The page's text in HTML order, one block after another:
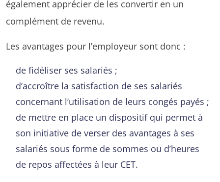
également apprécier de les convertir en un
complément de revenu.
Les avantages pour l’employeur sont donc :
de fidéliser ses salariés ;
d’accroître la satisfaction de ses salariés
concernant l’utilisation de leurs congés payés ;
de mettre en place un dispositif qui permet à
son initiative de verser des avantages à ses
salariés sous forme de sommes ou d’heures
de repos affectées à leur CET.